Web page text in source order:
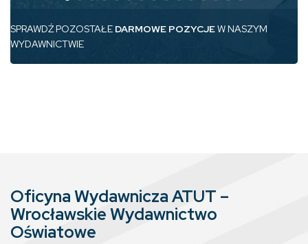
SPRAWDŹ POZOSTAŁE DARMOWE POZYCJEW NASZYM
WYDAWNICTWIE
Oficyna Wydawnicza ATUT –
Wrocławskie Wydawnictwo
Oświatowe